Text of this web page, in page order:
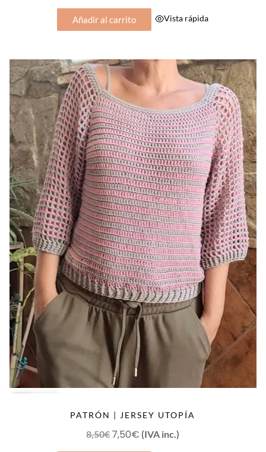
precio
original
precio
actual
Añadir al carrito Vista rápida
PATRÓN | JERSEY UTOPÍA
8,50€El
precio
7,50€ El
precio
(IVA inc.)